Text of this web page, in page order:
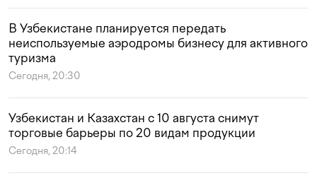
В Узбекистане планируется передать
неиспользуемые аэродромы бизнесу для активного
туризма
Сегодня, 20:30
Узбекистан и Казахстан с 10 августа снимут
торговые барьеры по 20 видам продукции
Сегодня, 20:14